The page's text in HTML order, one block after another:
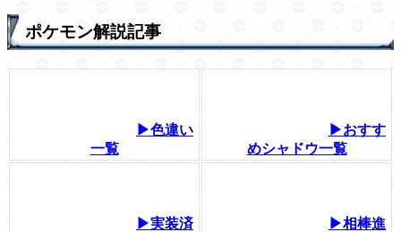
ポケモン解説記事
▶色違い
一覧
▶おすす
めシャドウ一覧
▶実装済 ▶相棒進